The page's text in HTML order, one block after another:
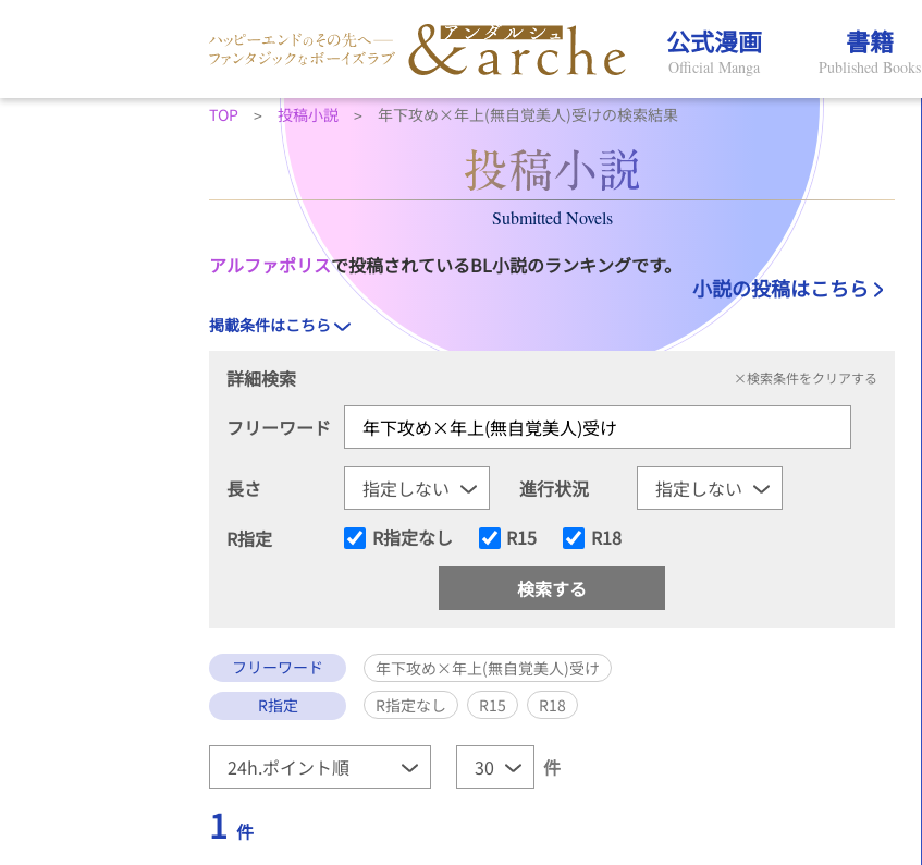
公式漫画
Official Manga
書籍
Published Books
TOP 投稿小説 年下攻め×年上(無自覚美人)受けの検索結果
Submitted Novels
アルファポリスで投稿されているBL小説のランキングです。
小説の投稿はこちら
掲載条件はこちら
詳細検索 ×検索条件をクリアする
フリーワード
長さ
進行状況
R指定
R指定なし R15 R18
フリーワード
年下攻め×年上(無自覚美人)受け
R指定
R指定なし R15 R18
件
1 件